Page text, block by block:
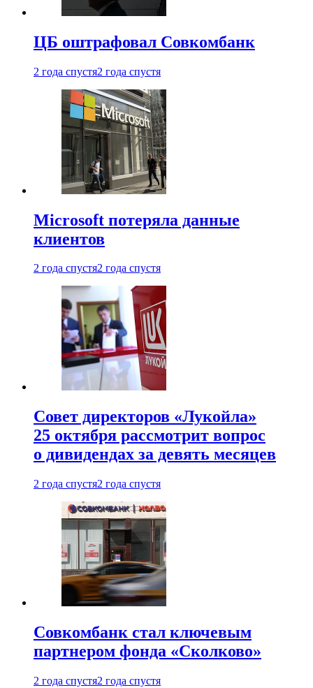
ЦБ оштрафовал Совкомбанк
2 года спустя2 года спустя
Microsoft потеряла данные
клиентов
2 года спустя2 года спустя
Совет директоров «Лукойла»
25 октября рассмотрит вопрос
о дивидендах за девять месяцев
2 года спустя2 года спустя
Совкомбанк стал ключевым
партнером фонда «Сколково»
2 года спустя2 года спустя